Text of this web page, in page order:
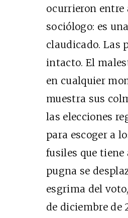
ocurrieron
sociólogo: es
claudicado. Las
intacto. El
en cualquier
muestra sus
las elecciones
para escoger a
fusiles que tiene
pugna se
esgrima del
de diciembre de